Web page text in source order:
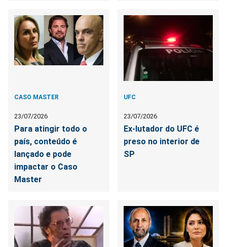
CASO MASTER
23/07/2026
Para atingir todo o
país, conteúdo é
lançado e pode
impactar o Caso
Master
UFC
23/07/2026
Ex-lutador do UFC é
preso no interior de
SP